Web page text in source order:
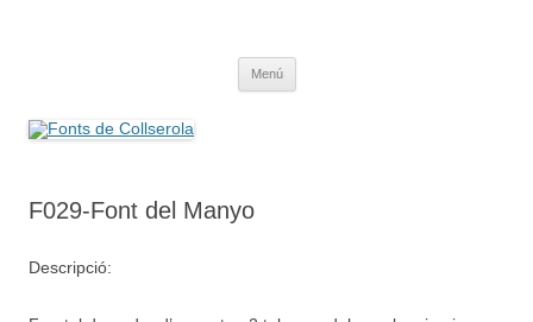
Menú
F029-Font del Manyo
Descripció: